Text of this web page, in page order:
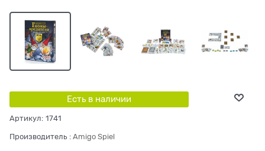
Есть в наличии
Артикул: 1741
Производитель : Amigo Spiel